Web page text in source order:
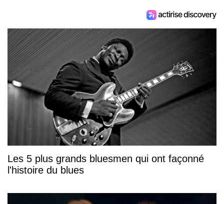
Les 5 plus grands bluesmen qui ont façonné
l'histoire du blues